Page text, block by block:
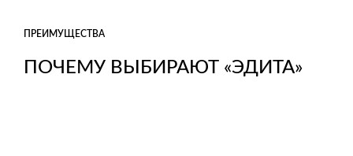
ПОЧЕМУ ВЫБИРАЮТ «ЭДИТА»
ПРЕИМУЩЕСТВА